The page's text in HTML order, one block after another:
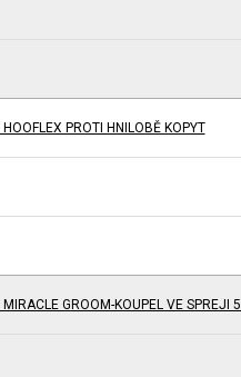
PROTI HNILOBĚ KOPYT
GROOM-KOUPEL VE SPREJI